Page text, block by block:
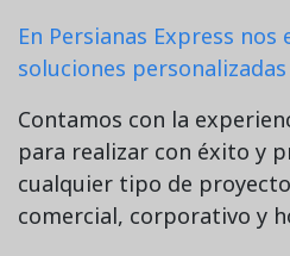
En Persianas Express
soluciones
Contamos con la
para realizar con éxito y
cualquier tipo de
comercial, corporativo y